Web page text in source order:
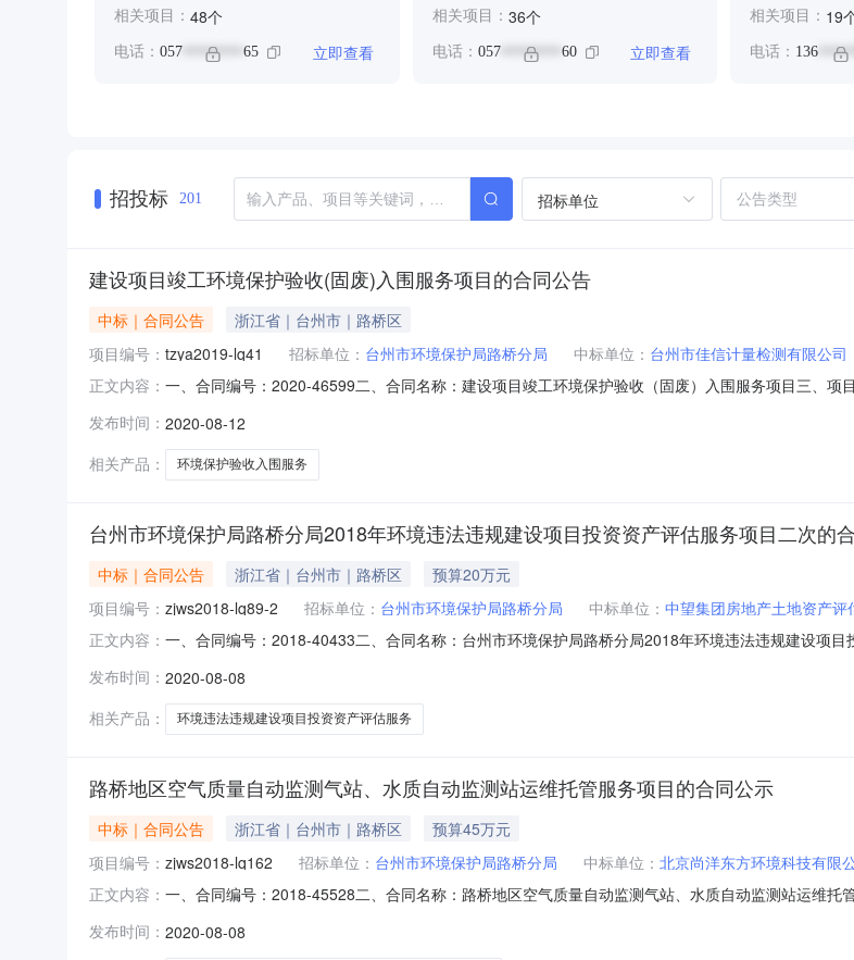
相关项目： 48个
电话： 057 ******** 65 立即查看
相关项目： 36个
电话： 057 ******** 60 立即查看
相关项目： 19
电话： 136
招投标 201 招标单位
建设项目竣工环境保护验收(固废)入围服务项目的合同公告
中标｜合同公告
浙江省｜台州市｜路桥区
项目编号： tzya2019-lq41 招标单位： 台州市环境保护局路桥分局 中标单位： 台州市佳信计量检测有限公司
正文内容： 一、合同编号：2020-46599二、合同名称：建设项目竣工环境保护验收（固废）入围服务项目三、
市佳信计量检测有限公司地址：临海市大洋街道张洋路219号联系方式：0576-85899599六、合同主
发布时间： 2020-08-12
相关产品：
环境保护验收入围服务
台州市环境保护局路桥分局2018年环境违法违规建设项目投资资产评估服务项目二次的
中标｜合同公告 浙江省｜台州市｜路桥区
预算20万元
项目编号： zjws2018-lq89-2 招标单位： 台州市环境保护局路桥分局 中标单位： 中望集团房地产土地资产评
正文内容： 一、合同编号：2018-40433二、合同名称：台州市环境保护局路桥分局2018年环境违法违规建设项
街道月河北街（洋张大楼）联系方式：0576-82409160供应商（乙方）：中望集团房地产土地资产评
发布时间： 2020-08-08
相关产品：
环境违法违规建设项目投资资产评估服务
路桥地区空气质量自动监测气站、水质自动监测站运维托管服务项目的合同公示
中标｜合同公告 浙江省｜台州市｜路桥区
预算45万元
项目编号： zjws2018-lq162 招标单位： 台州市环境保护局路桥分局 中标单位： 北京尚洋东方环境科技有限
正文内容： 一、合同编号：2018-45528二、合同名称：路桥地区空气质量自动监测气站、水质自动监测站运维
应商（乙方）：北京尚洋东方环境科技有限公司地址：北京市丰台区南四环西路188号十二区38号楼1
发布时间： 2020-08-08